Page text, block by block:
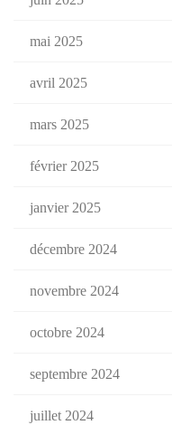
mai 2025
avril 2025
mars 2025
février 2025
janvier 2025
décembre 2024
novembre 2024
octobre 2024
septembre 2024
juillet 2024